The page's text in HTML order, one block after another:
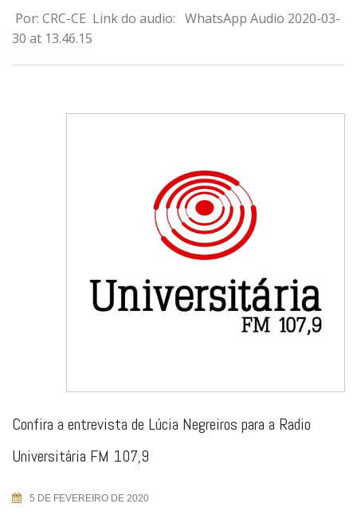
Por: CRC-CE Link do audio: WhatsApp Audio 2020-03-
30 at 13.46.15
Confira a entrevista de Lúcia Negreiros para a Radio
Universitária FM 107,9
5 DE FEVEREIRO DE 2020